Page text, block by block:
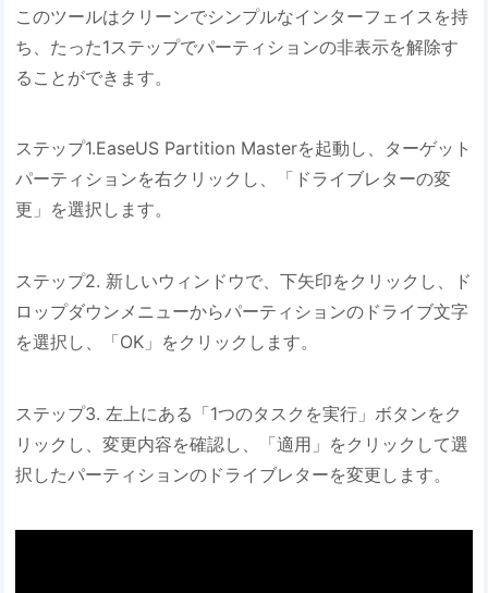
このツールはクリーンでシンプルなインターフェイスを持
ち、たった1ステップでパーティションの非表示を解除す
ることができます。
ステップ1.EaseUS Partition Masterを起動し、ターゲット
パーティションを右クリックし、「ドライブレターの変
更」を選択します。
ステップ2. 新しいウィンドウで、下矢印をクリックし、ド
ロップダウンメニューからパーティションのドライブ文字
を選択し、「OK」をクリックします。
ステップ3. 左上にある「1つのタスクを実行」ボタンをク
リックし、変更内容を確認し、「適用」をクリックして選
択したパーティションのドライブレターを変更します。